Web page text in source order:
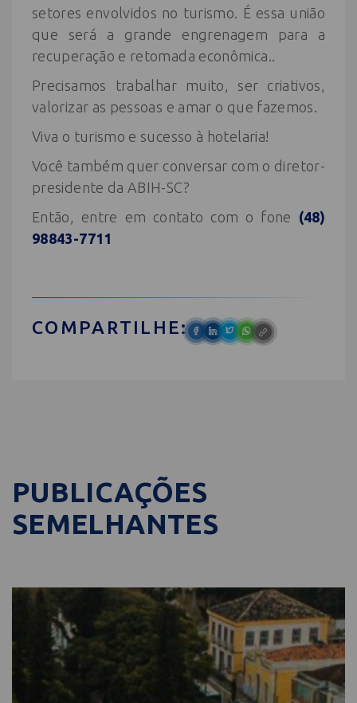
setores envolvidos no turismo. É essa união
que será a grande engrenagem para a
recuperação e retomada econômica..
Precisamos trabalhar muito, ser criativos,
valorizar as pessoas e amar o que fazemos.
Viva o turismo e sucesso à hotelaria!
Você também quer conversar com o diretor-
presidente da ABIH-SC?
Então, entre em contato com o fone (48)
98843-7711
COMPARTILHE:
PUBLICAÇÕES
SEMELHANTES